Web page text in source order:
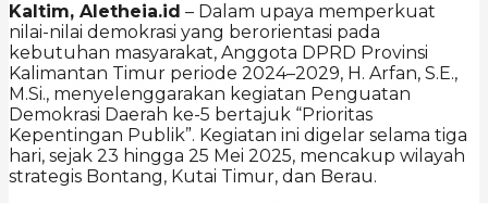
Kaltim, Aletheia.id – Dalam upaya memperkuat
nilai-nilai demokrasi yang berorientasi pada
kebutuhan masyarakat, Anggota DPRD Provinsi
Kalimantan Timur periode 2024–2029, H. Arfan, S.E.,
M.Si., menyelenggarakan kegiatan Penguatan
Demokrasi Daerah ke-5 bertajuk “Prioritas
Kepentingan Publik”. Kegiatan ini digelar selama tiga
hari, sejak 23 hingga 25 Mei 2025, mencakup wilayah
strategis Bontang, Kutai Timur, dan Berau.